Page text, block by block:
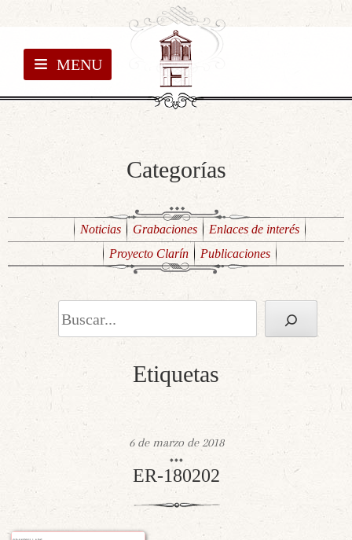
MENU
Categorías
Noticias Grabaciones
Enlaces de interés
Proyecto Clarín
Publicaciones
Buscar
Etiquetas
6 de marzo de 2018
ER-180202